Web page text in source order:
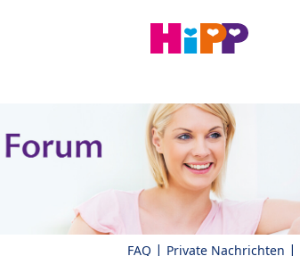
FAQ | Private Nachrichten |